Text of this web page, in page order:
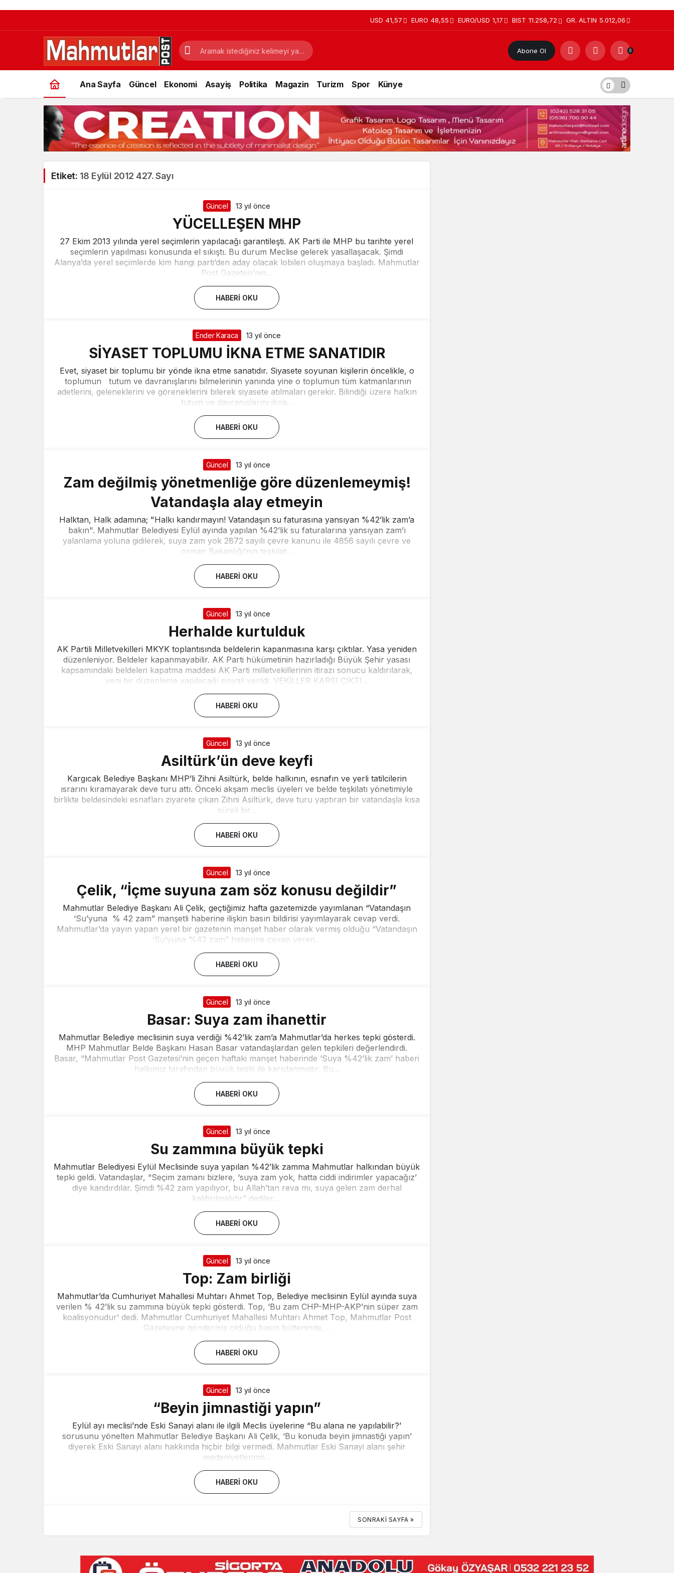
USD 41,57 EURO 48,55 EURO/USD 1,17 BIST 11.258,72 GR. ALTIN 5.012,06
Abone Ol 0
Ana Sayfa Güncel Ekonomi Asayiş Politika Magazin Turizm Spor Künye
Etiket: 18 Eylül 2012 427. Sayı
Güncel 13 yıl önce
YÜCELLEŞEN MHP
27 Ekim 2013 yılında yerel seçimlerin yapılacağı garantileşti. AK Parti ile MHP bu tarihte yerel
seçimlerin yapılması konusunda el sıkıştı. Bu durum Meclise gelerek yasallaşacak. Şimdi
Alanya’da yerel seçimlerde kim hangi parti’den aday olacak lobileri oluşmaya başladı. Mahmutlar
Post Gazetesi’nin...
HABERI OKU
Ender Karaca 13 yıl önce
SİYASET TOPLUMU İKNA ETME SANATIDIR
Evet, siyaset bir toplumu bir yönde ikna etme sanatıdır. Siyasete soyunan kişilerin öncelikle, o
toplumun tutum ve davranışlarını bilmelerinin yanında yine o toplumun tüm katmanlarının
adetlerini, geleneklerini ve göreneklerini bilerek siyasete atılmaları gerekir. Bilindiği üzere halkın
tutum ve davranışlarını ikna...
HABERI OKU
Güncel 13 yıl önce
Zam değilmiş yönetmenliğe göre düzenlemeymiş!
Vatandaşla alay etmeyin
Halktan, Halk adamına; "Halkı kandırmayın! Vatandaşın su faturasına yansıyan %42’lik zam’a
bakın". Mahmutlar Belediyesi Eylül ayında yapılan %42’lik su faturalarına yansıyan zam’ı
yalanlama yoluna gidilerek, suya zam yok 2872 sayılı çevre kanunu ile 4856 sayılı çevre ve
orman Bakanlığı’nın teşkilat...
HABERI OKU
Güncel 13 yıl önce
Herhalde kurtulduk
AK Partili Milletvekilleri MKYK toplantısında beldelerin kapanmasına karşı çıktılar. Yasa yeniden
düzenleniyor. Beldeler kapanmayabilir. AK Parti hükümetinin hazırladığı Büyük Şehir yasası
kapsamındaki beldeleri kapatma maddesi AK Parti milletvekillerinin itirazı sonucu kaldırılarak,
yeni bir düzenleme yapılacağı sinyali verildi. VEKİLLER KARŞI ÇIKTI...
HABERI OKU
Güncel 13 yıl önce
Asiltürk’ün deve keyfi
Kargıcak Belediye Başkanı MHP’li Zihni Asiltürk, belde halkının, esnafın ve yerli tatilcilerin
ısrarını kıramayarak deve turu attı. Önceki akşam meclis üyeleri ve belde teşkilatı yönetimiyle
birlikte beldesindeki esnafları ziyarete çıkan Zihni Asiltürk, deve turu yaptıran bir vatandaşla kısa
süreli bir...
HABERI OKU
Güncel 13 yıl önce
Çelik, “İçme suyuna zam söz konusu değildir”
Mahmutlar Belediye Başkanı Ali Çelik, geçtiğimiz hafta gazetemizde yayımlanan “Vatandaşın
‘Su’yuna % 42 zam” manşetli haberine ilişkin basın bildirisi yayımlayarak cevap verdi.
Mahmutlar’da yayın yapan yerel bir gazetenin manşet haber olarak vermiş olduğu “Vatandaşın
‘Su’yuna %42 zam” haberine cevap veren...
HABERI OKU
Güncel 13 yıl önce
Basar: Suya zam ihanettir
Mahmutlar Belediye meclisinin suya verdiği %42’lik zam’a Mahmutlar’da herkes tepki gösterdi.
MHP Mahmutlar Belde Başkanı Hasan Basar vatandaşlardan gelen tepkileri değerlendirdi.
Basar, “Mahmutlar Post Gazetesi’nin geçen haftaki manşet haberinde ‘Suya %42’lik zam’ haberi
halkımız tarafından büyük tepki ile karşılanmıştır. Bu...
HABERI OKU
Güncel 13 yıl önce
Su zammına büyük tepki
Mahmutlar Belediyesi Eylül Meclisinde suya yapılan %42’lik zamma Mahmutlar halkından büyük
tepki geldi. Vatandaşlar, “Seçim zamanı bizlere, ‘suya zam yok, hatta ciddi indirimler yapacağız’
diye kandırdılar. Şimdi %42 zam yapılıyor, bu Allah’tan reva mı, suya gelen zam derhal
kaldırılmalıdır” dediler....
HABERI OKU
Güncel 13 yıl önce
Top: Zam birliği
Mahmutlar’da Cumhuriyet Mahallesi Muhtarı Ahmet Top, Belediye meclisinin Eylül ayında suya
verilen % 42’lik su zammına büyük tepki gösterdi. Top, ‘Bu zam CHP-MHP-AKP’nin süper zam
koalisyonudur’ dedi. Mahmutlar Cumhuriyet Mahallesi Muhtarı Ahmet Top, Mahmutlar Post
Gazetesine göndermiş olduğu basın bülteninde,...
HABERI OKU
Güncel 13 yıl önce
“Beyin jimnastiği yapın”
Eylül ayı meclisi’nde Eski Sanayi alanı ile ilgili Meclis üyelerine “Bu alana ne yapılabilir?’
sorusunu yönelten Mahmutlar Belediye Başkanı Ali Çelik, ‘Bu konuda beyin jimnastiği yapın’
diyerek Eski Sanayi alanı hakkında hiçbir bilgi vermedi. Mahmutlar Eski Sanayi alanı şehir
medeniyetlerinin...
HABERI OKU
SONRAKI SAYFA »